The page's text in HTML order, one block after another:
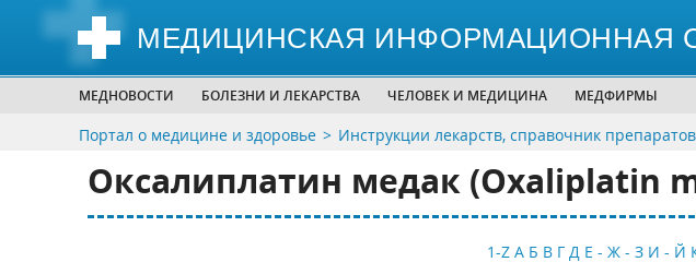
МЕДИЦИНСКАЯ ИНФОРМАЦИОННАЯ
МЕДНОВОСТИ БОЛЕЗНИ И ЛЕКАРСТВА ЧЕЛОВЕК И МЕДИЦИНА МЕДФИРМЫ
Портал о медицине и здоровье Инструкции лекарств, справочник препаратов
Оксалиплатин медак (Oxaliplatin
1-Z А Б В Г Д Е - Ж - З И - Й